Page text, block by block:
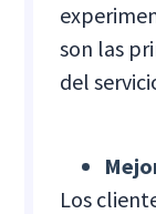
son las
del
Los